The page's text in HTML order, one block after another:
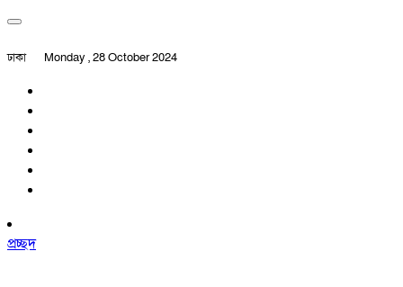
ঢাকা Monday , 28 October 2024
প্রচ্ছদ